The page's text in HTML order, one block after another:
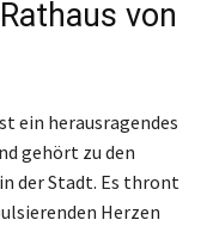
von
ein herausragendes
gehört zu den
der Stadt. Es thront
Herzen